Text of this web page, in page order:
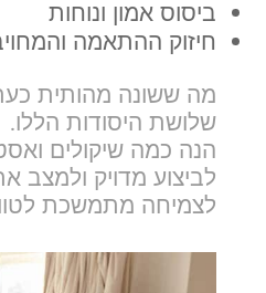
ביסוס אמון ונוחות
חיזוק ההתאמה
מה ששונה מהותית
שלושת היסודות הללו.
הנה כמה שיקולים
לביצוע מדויק ולמצב
לצמיחה מתמשכת